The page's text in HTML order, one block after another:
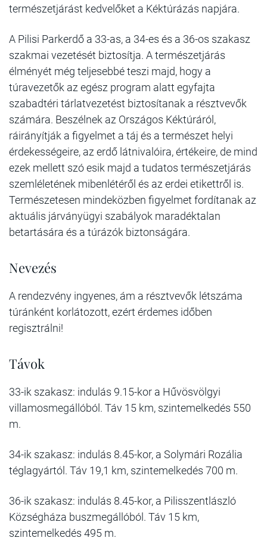
természetjárást kedvelőket a Kéktúrázás napjára.
A Pilisi Parkerdő a 33-as, a 34-es és a 36-os szakasz
szakmai vezetését biztosítja. A természetjárás
élményét még teljesebbé teszi majd, hogy a
túravezetők az egész program alatt egyfajta
szabadtéri tárlatvezetést biztosítanak a résztvevők
számára. Beszélnek az Országos Kéktúráról,
ráirányítják a figyelmet a táj és a természet helyi
érdekességeire, az erdő látnivalóira, értékeire, de mind
ezek mellett szó esik majd a tudatos természetjárás
szemléletének mibenlétéről és az erdei etikettről is.
Természetesen mindeközben figyelmet fordítanak az
aktuális járványügyi szabályok maradéktalan
betartására és a túrázók biztonságára.
Nevezés
A rendezvény ingyenes, ám a résztvevők létszáma
túránként korlátozott, ezért érdemes időben
regisztrálni!
Távok
33-ik szakasz: indulás 9.15-kor a Hűvösvölgyi
villamosmegállóból. Táv 15 km, szintemelkedés 550
m.
34-ik szakasz: indulás 8.45-kor, a Solymári Rozália
téglagyártól. Táv 19,1 km, szintemelkedés 700 m.
36-ik szakasz: indulás 8.45-kor, a Pilisszentlászló
Községháza buszmegállóból. Táv 15 km,
szintemelkedés 495 m.